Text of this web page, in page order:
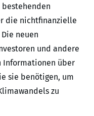
die nichtfinanzielle
neuen
und andere
Informationen über
sie benötigen, um
zu